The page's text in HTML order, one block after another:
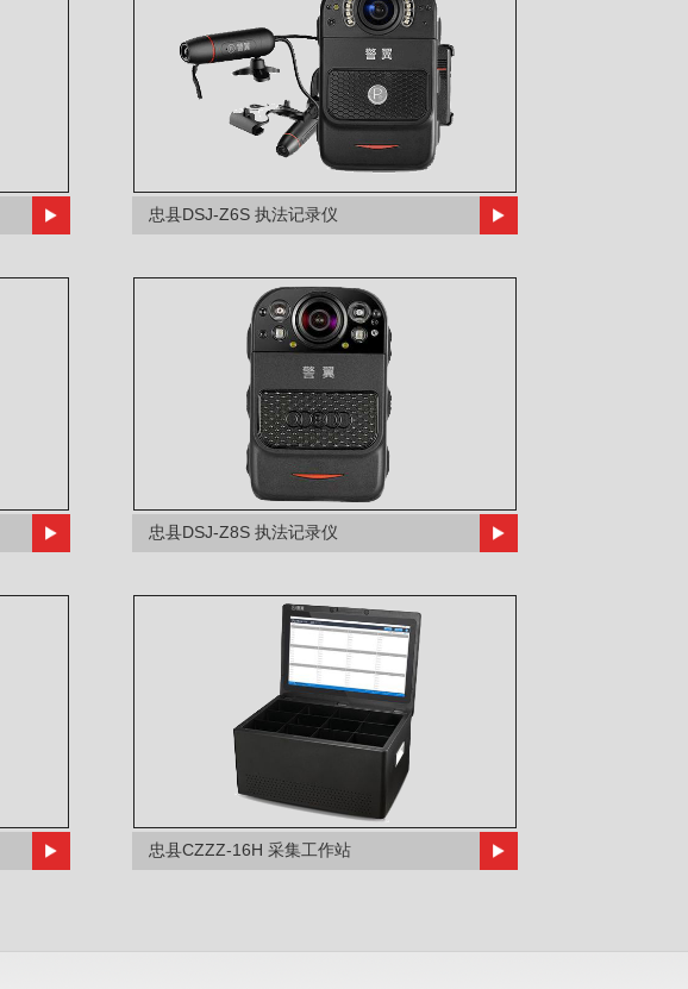
忠县DSJ-Z6S 执法记录仪
忠县DSJ-Z8S 执法记录仪
忠县CZZZ-16H 采集工作站